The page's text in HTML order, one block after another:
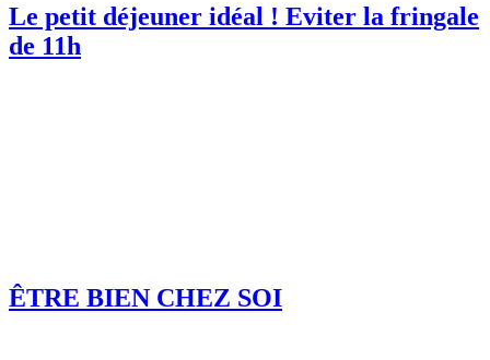
Le petit déjeuner idéal ! Eviter la fringale
de 11h
ÊTRE BIEN CHEZ SOI